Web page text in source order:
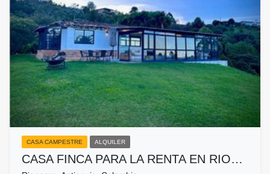
CASA CAMPESTRE ALQUILER
CASA FINCA PARA LA RENTA EN RIO…